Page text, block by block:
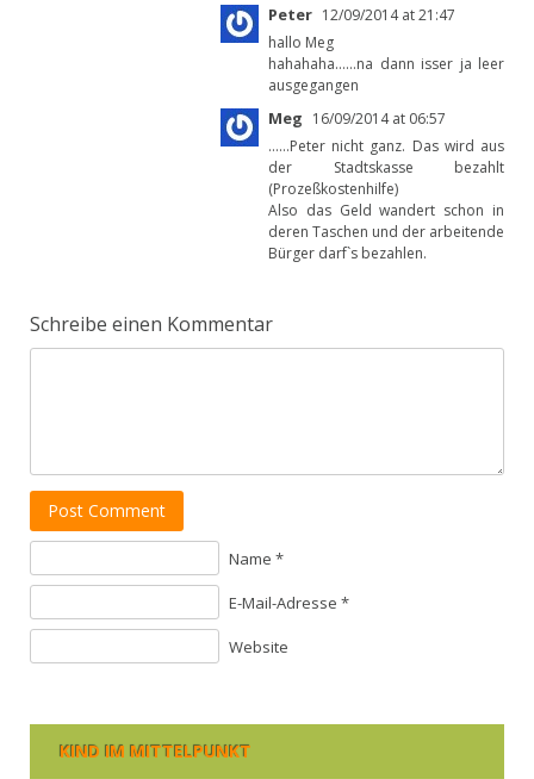
Peter 12/09/2014 at 21:47
hallo Meg
hahahaha……na dann isser ja leer
ausgegangen
Meg 16/09/2014 at 06:57
……Peter nicht ganz. Das wird aus
der Stadtskasse bezahlt
(Prozeßkostenhilfe)
Also das Geld wandert schon in
deren Taschen und der arbeitende
Bürger darf`s bezahlen.
Schreibe einen Kommentar
Post Comment
Name *
E-Mail-Adresse *
Website
KIND IM MITTELPUNKT